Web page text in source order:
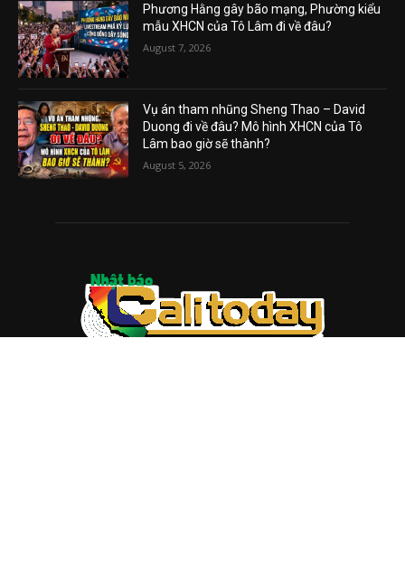
Phương Hằng gây bão mạng, Phường kiểu
mẫu XHCN của Tô Lâm đi về đâu?
August 7, 2026
Vụ án tham nhũng Sheng Thao – David
Duong đi về đâu? Mô hình XHCN của Tô
Lâm bao giờ sẽ thành?
August 5, 2026